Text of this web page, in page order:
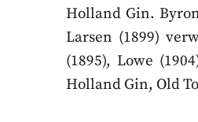
Holland Gin.
Larsen (1899)
(1895), Lowe
Holland Gin, Old